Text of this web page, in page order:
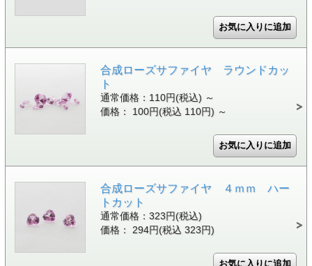
合成ローズサファイヤ ラウンドカッ
ト
通常価格：110円(税込) ～
価格： 100円(税込 110円) ～
合成ローズサファイヤ ４ｍｍ ハー
トカット
通常価格：323円(税込)
価格： 294円(税込 323円)